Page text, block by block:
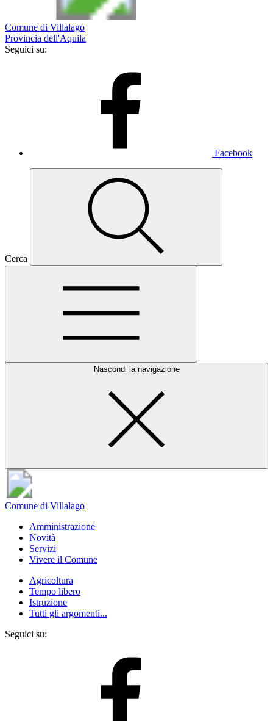
Comune di Villalago
Provincia dell'Aquila
Seguici su:
Facebook
Cerca
Nascondi la navigazione
Comune di Villalago
Amministrazione
Novità
Servizi
Vivere il Comune
Agricoltura
Tempo libero
Istruzione
Tutti gli argomenti...
Seguici su: